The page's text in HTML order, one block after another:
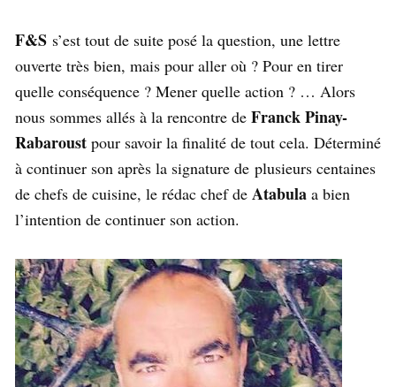
F&S s’est tout de suite posé la question, une lettre
ouverte très bien, mais pour aller où ? Pour en tirer
quelle conséquence ? Mener quelle action ? … Alors
nous sommes allés à la rencontre de Franck Pinay-
Rabaroust pour savoir la finalité de tout cela. Déterminé
à continuer son après la signature de plusieurs centaines
de chefs de cuisine, le rédac chef de Atabula a bien
l’intention de continuer son action.